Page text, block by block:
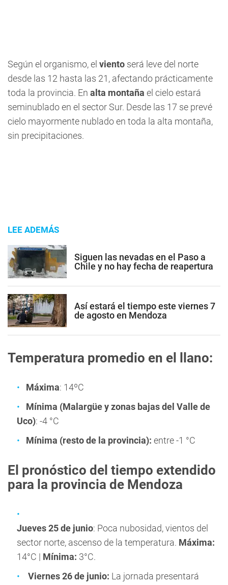
Según el organismo, el viento será leve del norte
desde las 12 hasta las 21, afectando prácticamente
toda la provincia. En alta montaña el cielo estará
seminublado en el sector Sur. Desde las 17 se prevé
cielo mayormente nublado en toda la alta montaña,
sin precipitaciones.
LEE ADEMÁS
Siguen las nevadas en el Paso a
Chile y no hay fecha de reapertura
Así estará el tiempo este viernes 7
de agosto en Mendoza
Temperatura promedio en el llano:
Máxima: 14ºC
Mínima (Malargüe y zonas bajas del Valle de
Uco): -4 °C
Mínima (resto de la provincia): entre -1 °C
El pronóstico del tiempo extendido
para la provincia de Mendoza
Jueves 25 de junio: Poca nubosidad, vientos del
sector norte, ascenso de la temperatura. Máxima:
14°C | Mínima: 3°C.
Viernes 26 de junio: La jornada presentará